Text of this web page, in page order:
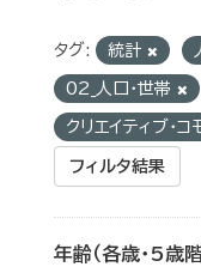
タグ: 統計
02_人口・世帯
クリエイティブ・
フィルタ結果
年齢（各歳・5歳